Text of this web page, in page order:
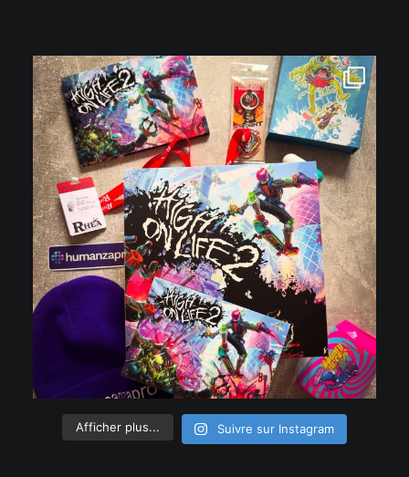
Afficher plus... Suivre sur Instagram